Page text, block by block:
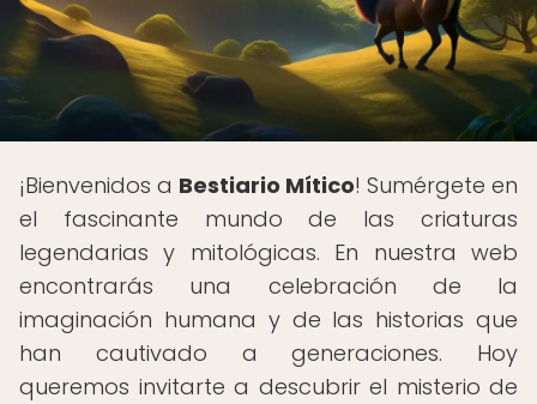
¡Bienvenidos a Bestiario Mítico! Sumérgete en
el fascinante mundo de las criaturas
legendarias y mitológicas. En nuestra web
encontrarás una celebración de la
imaginación humana y de las historias que
han cautivado a generaciones. Hoy
queremos invitarte a descubrir el misterio de